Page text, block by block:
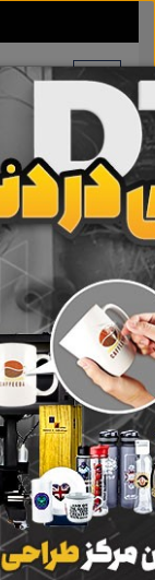
مرجع